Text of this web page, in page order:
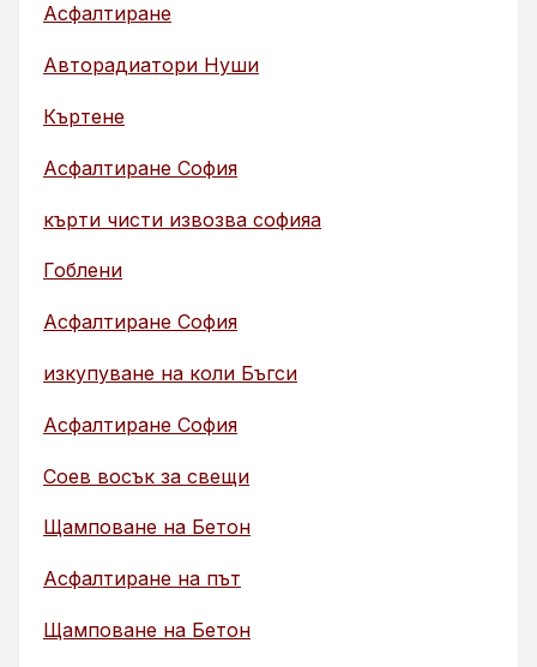
Асфалтиране
Авторадиатори Нуши
Къртене
Асфалтиране София
кърти чисти извозва софияа
Гоблени
Асфалтиране София
изкупуване на коли Бъгси
Асфалтиране София
Соев восък за свещи
Щамповане на Бетон
Асфалтиране на път
Щамповане на Бетон